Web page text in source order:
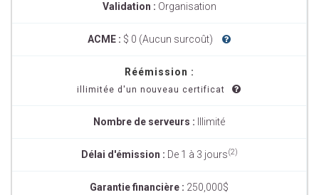
Validation : Organisation
ACME : $ 0 (Aucun surcoût)
Réémission :
illimitée d'un nouveau certificat
Nombre de serveurs : Illimité
Délai d'émission : De 1 à 3 jours(2)
Garantie financière : 250,000$